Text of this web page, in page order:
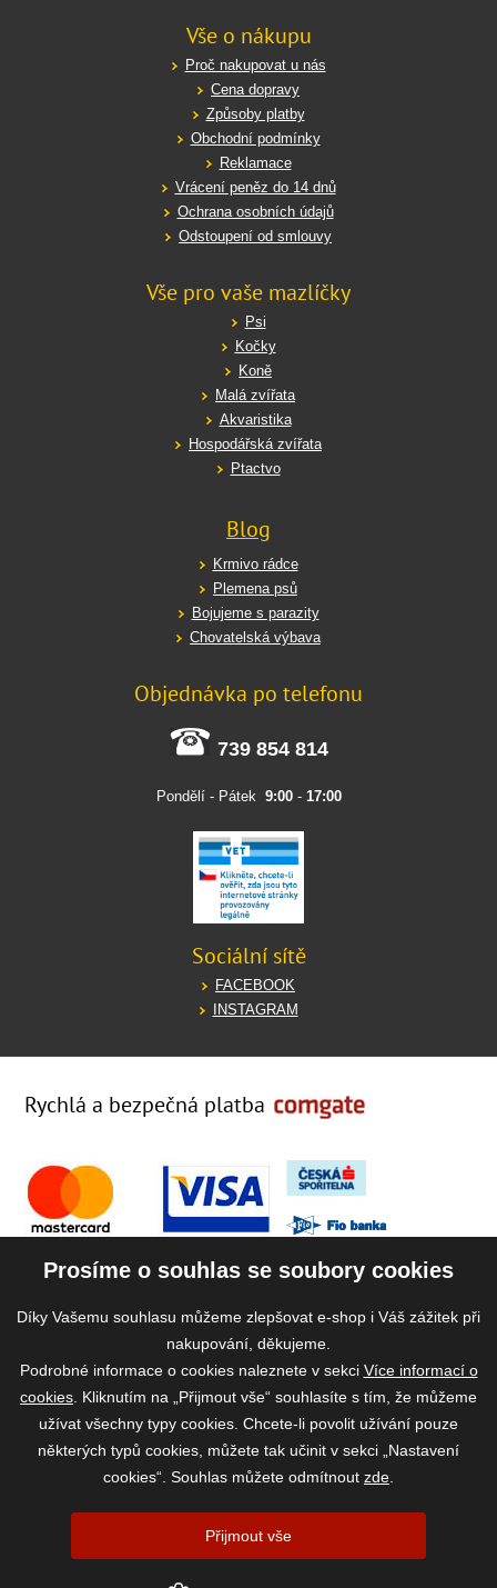
Vše o nákupu
Proč nakupovat u nás
Cena dopravy
Způsoby platby
Obchodní podmínky
Reklamace
Vrácení peněz do 14 dnů
Ochrana osobních údajů
Odstoupení od smlouvy
Vše pro vaše mazlíčky
Psi
Kočky
Koně
Malá zvířata
Akvaristika
Hospodářská zvířata
Ptactvo
Blog
Krmivo rádce
Plemena psů
Bojujeme s parazity
Chovatelská výbava
Objednávka po telefonu
739 854 814
Pondělí - Pátek 9:00- 17:00
Sociální sítě
FACEBOOK
INSTAGRAM
Rychlá a bezpečná platba
2026 ©www.vase-krmivo.cz- Tomáš Kroupa e-shop, Kanice 307, 664 01
Brno-venkov, IČ: 75785439
Prosíme o souhlas se soubory cookies
Díky Vašemu souhlasu můžeme zlepšovat e-shop i Váš zážitek při
nakupování, děkujeme.
Podrobné informace o cookies naleznete v sekci Více informací o
cookies . Kliknutím na „Přijmout vše“ souhlasíte s tím, že můžeme
užívat všechny typy cookies. Chcete-li povolit užívání pouze
některých typů cookies, můžete tak učinit v sekci „Nastavení
cookies“. Souhlas můžete odmítnout zde
Přijmout vše